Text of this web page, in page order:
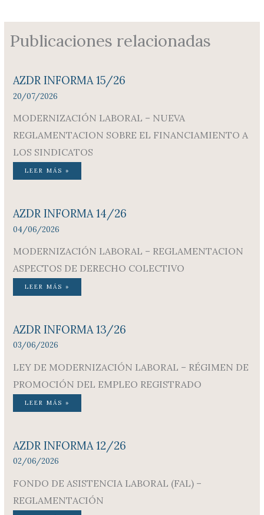
Publicaciones relacionadas
AZDR INFORMA 15/26
20/07/2026
MODERNIZACIÓN LABORAL – NUEVA
REGLAMENTACION SOBRE EL FINANCIAMIENTO A
LOS SINDICATOS
LEER MÁS »
AZDR INFORMA 14/26
04/06/2026
MODERNIZACIÓN LABORAL – REGLAMENTACION
ASPECTOS DE DERECHO COLECTIVO
LEER MÁS »
AZDR INFORMA 13/26
03/06/2026
LEY DE MODERNIZACIÓN LABORAL – RÉGIMEN DE
PROMOCIÓN DEL EMPLEO REGISTRADO
LEER MÁS »
AZDR INFORMA 12/26
02/06/2026
FONDO DE ASISTENCIA LABORAL (FAL) –
REGLAMENTACIÓN